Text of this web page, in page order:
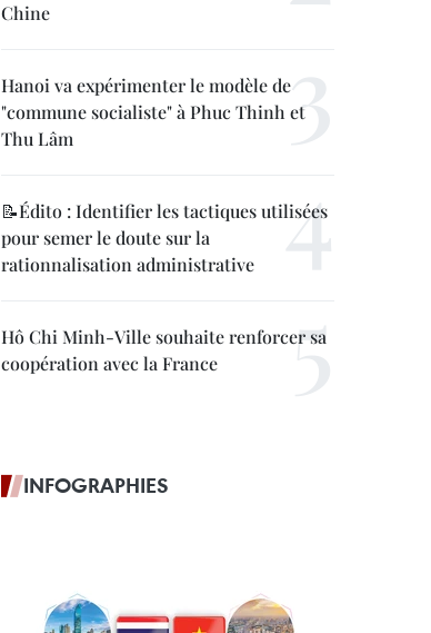
Chine
Hanoi va expérimenter le modèle de
"commune socialiste" à Phuc Thinh et
Thu Lâm
📝Édito : Identifier les tactiques utilisées
pour semer le doute sur la
rationnalisation administrative
Hô Chi Minh-Ville souhaite renforcer sa
coopération avec la France
INFOGRAPHIES